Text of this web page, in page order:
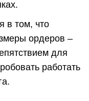
в том, что
ордеров –
для
работать